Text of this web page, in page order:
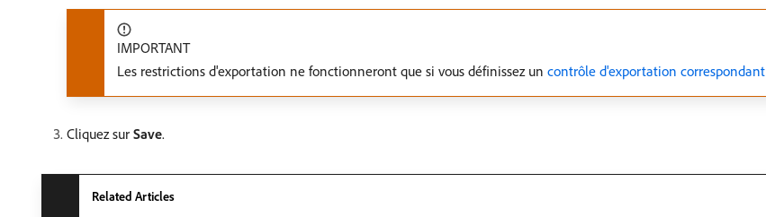
IMPORTANT
Les restrictions d'exportation ne fonctionneront que si vous définissez un contrôle d'exportation correspondant
Cliquez sur Save.
Related Articles